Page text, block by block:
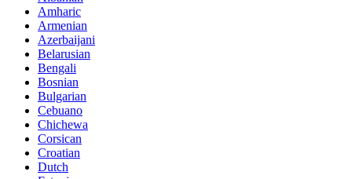
Amharic
Armenian
Azerbaijani
Belarusian
Bengali
Bosnian
Bulgarian
Cebuano
Chichewa
Corsican
Croatian
Dutch